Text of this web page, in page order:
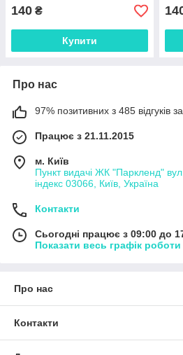
140 ₴
Купити
Про нас
97% позитивних з 485 відгуків за
Працює з 21.11.2015
м. Київ
Пункт видачі ЖК "Паркленд"
індекс 03066, Київ, Україна
Контакти
Сьогодні працює з 09:00 до
Показати весь графік роботи
Про нас
Контакти